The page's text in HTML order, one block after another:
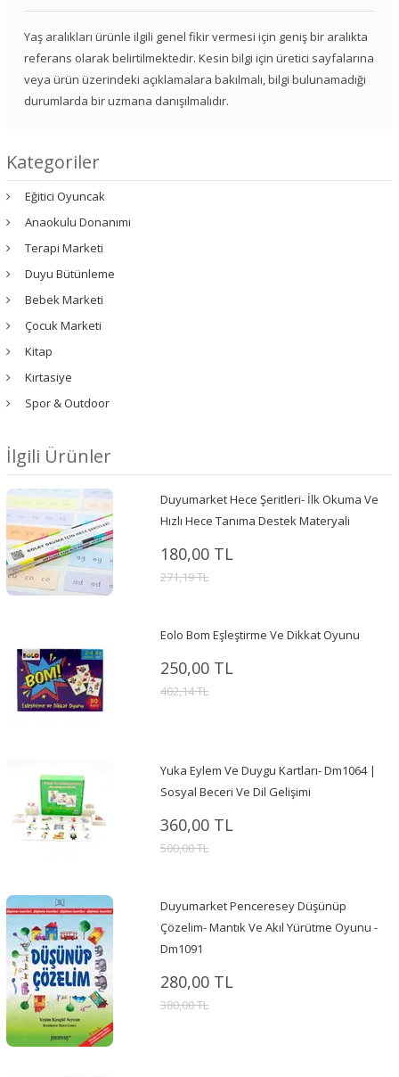
Yaş aralıkları ürünle ilgili genel fikir vermesi için geniş bir aralıkta
referans olarak belirtilmektedir. Kesin bilgi için üretici sayfalarına
veya ürün üzerindeki açıklamalara bakılmalı, bilgi bulunamadığı
durumlarda bir uzmana danışılmalıdır.
Kategoriler
Eğitici Oyuncak
Anaokulu Donanımı
Terapi Marketi
Duyu Bütünleme
Bebek Marketi
Çocuk Marketi
Kitap
Kırtasiye
Spor & Outdoor
İlgili Ürünler
Duyumarket Hece Şeritleri- İlk Okuma Ve
Hızlı Hece Tanıma Destek Materyali
180,00 TL
271,19 TL
Eolo Bom Eşleştirme Ve Dikkat Oyunu
250,00 TL
402,14 TL
Yuka Eylem Ve Duygu Kartları- Dm1064 |
Sosyal Beceri Ve Dil Gelişimi
360,00 TL
500,00 TL
Duyumarket Penceresey Düşünüp
Çözelim- Mantık Ve Akıl Yürütme Oyunu -
Dm1091
280,00 TL
380,00 TL